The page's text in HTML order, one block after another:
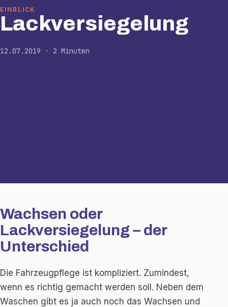
EINBLICK
Lackversiegelung
12.07.2019 · 2 Minuten
Wachsen oder
Lackversiegelung – der
Unterschied
Die Fahrzeugpflege ist kompliziert. Zumindest,
wenn es richtig gemacht werden soll. Neben dem
Waschen gibt es ja auch noch das Wachsen und